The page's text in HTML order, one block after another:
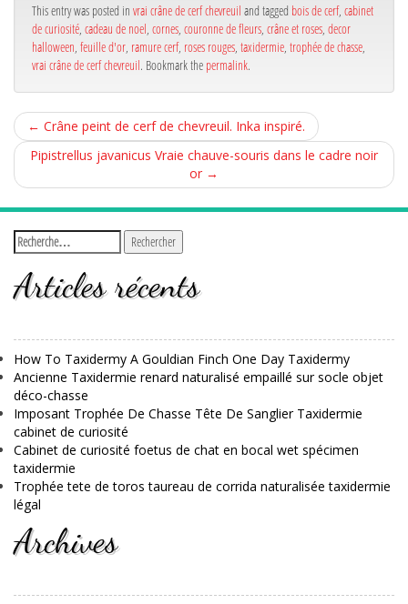
This entry was posted in vrai crâne de cerf chevreuil and tagged bois de cerf, cabinet
de curiosité cadeau de noel cornes couronne de fleurs crâne et roses decor
halloween feuille d'or ramure cerf, roses rouges taxidermie trophée de chasse
vrai crâne de cerf chevreuil. Bookmark the permalink.
← Crâne peint de cerf de chevreuil. Inka inspiré.
Pipistrellus javanicus Vraie chauve-souris dans le cadre noir
or →
Articles récents
How To Taxidermy A Gouldian Finch One Day Taxidermy
Ancienne Taxidermie renard naturalisé empaillé sur socle objet
déco-chasse
Imposant Trophée De Chasse Tête De Sanglier Taxidermie
cabinet de curiosité
Cabinet de curiosité foetus de chat en bocal wet spécimen
taxidermie
Trophée tete de toros taureau de corrida naturalisée taxidermie
légal
Archives